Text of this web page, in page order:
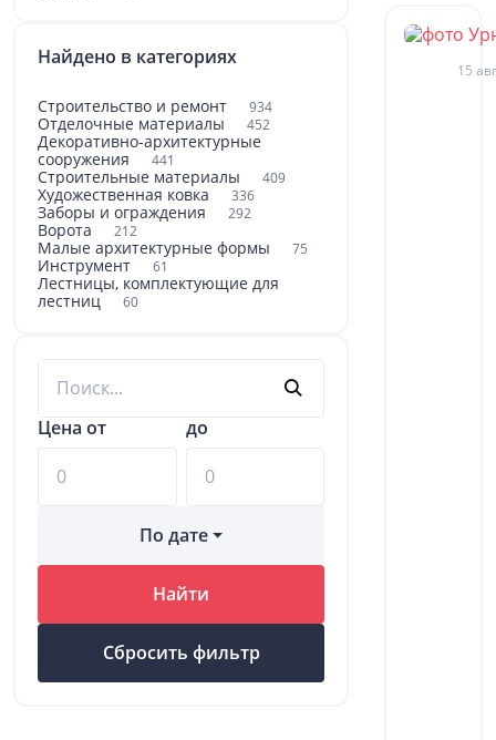
Найдено в категориях
Строительство и ремонт 934
Отделочные материалы 452
Декоративно-архитектурные
сооружения
441
Строительные материалы 409
Художественная ковка 336
Заборы и ограждения 292
Ворота 212
Малые архитектурные формы 75
Инструмент 61
Лестницы, комплектующие для
лестниц
60
Цена от до
По дате
Найти
Сбросить фильтр
15